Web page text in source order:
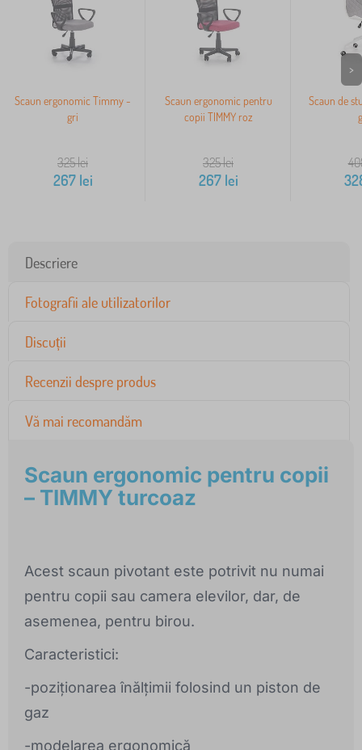
Scaun ergonomic Timmy -
gri
325lei
267lei
Scaun ergonomic pentru
copii TIMMY roz
325lei
267lei
Scaun de
>
Descriere
Fotografii ale utilizatorilor
Discuții
Recenzii despre produs
Vă mai recomandăm
Scaun ergonomic pentru copii
– TIMMY turcoaz
Acest scaun pivotant este potrivit nu numai
pentru copii sau camera elevilor, dar, de
asemenea, pentru birou.
Caracteristici:
-poziționarea înălțimii folosind un piston de
gaz
-modelarea ergonomică